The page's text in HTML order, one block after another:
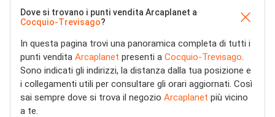
Dove si trovano i punti vendita Arcaplanet a
Cocquio-Trevisago?
In questa pagina trovi una panoramica completa di tutti i
punti vendita Arcaplanet presenti a Cocquio-Trevisago.
Sono indicati gli indirizzi, la distanza dalla tua posizione e
i collegamenti utili per consultare gli orari aggiornati. Così
sai sempre dove si trova il negozio Arcaplanet più vicino
a te.